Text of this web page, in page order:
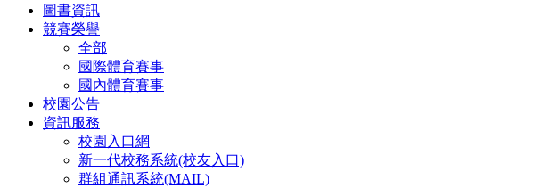
圖書資訊
競賽榮譽
全部
國際體育賽事
國內體育賽事
校園公告
資訊服務
校園入口網
新一代校務系統(校友入口)
群組通訊系統(MAIL)